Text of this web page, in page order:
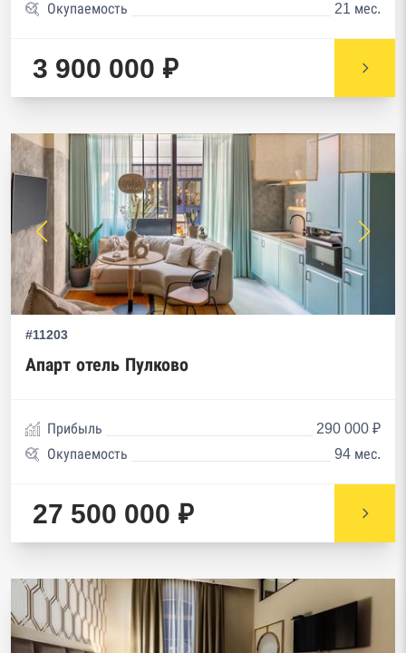
Окупаемость
21 мес.
3 900 000 ₽
#11203
Апарт отель Пулково
Прибыль
290 000 ₽
Окупаемость
94 мес.
27 500 000 ₽